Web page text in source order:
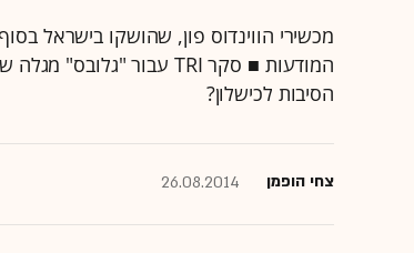
הסיבות לכישלון?
צחי הופמן 26.08.2014